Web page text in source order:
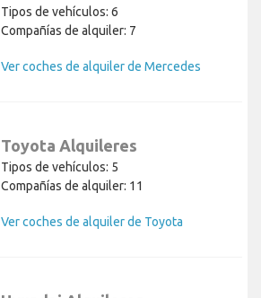
Tipos de vehículos: 6
Compañías de alquiler: 7
Ver coches de alquiler de Mercedes
Toyota Alquileres
Tipos de vehículos: 5
Compañías de alquiler: 11
Ver coches de alquiler de Toyota